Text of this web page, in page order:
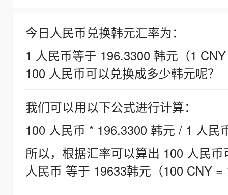
今日人民币兑换韩元汇率为：
1 人民币等于 196.3300 韩元（1
100 人民币可以兑换成多少韩元呢？
我们可以用以下公式进行计算：
100 人民币 * 196.3300 韩元 / 1 人民
所以，根据汇率可以算出 100 人民
人民币 等于 19633韩元（100 CNY =